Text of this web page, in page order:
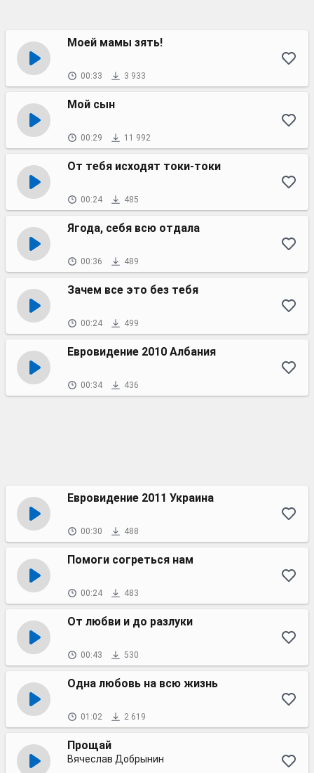
Моей мамы зять!
00:33 3 933
Мой сын
00:29 11 992
От тебя исходят токи-токи
00:24 485
Ягода, себя всю отдала
00:36 489
Зачем все это без тебя
00:24 499
Евровидение 2010 Албания
00:34 436
Евровидение 2011 Украина
00:30 488
Помоги согреться нам
00:24 483
От любви и до разлуки
00:43 530
Одна любовь на всю жизнь
01:02 2 619
Прощай
Вячеслав Добрынин